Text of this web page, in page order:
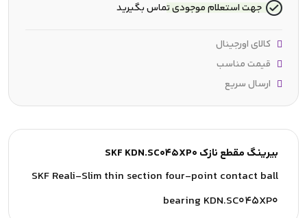
بیرینگ مقطع نازک SKF KDN.SC045XP0
SKF Reali-Slim thin section four-point contact ball
bearing KDN.SC045XP0
جهت استعلام موجودی تماس بگیرید
کالای اورجینال
قیمت مناسب
ارسال سریع